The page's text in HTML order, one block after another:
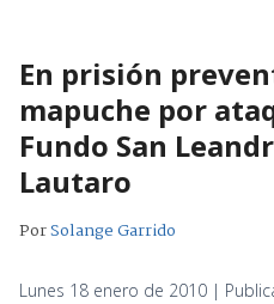
En prisión
mapuche por
Fundo San
Lautaro
PorSolange Garrido
Lunes 18 enero de 2010 |